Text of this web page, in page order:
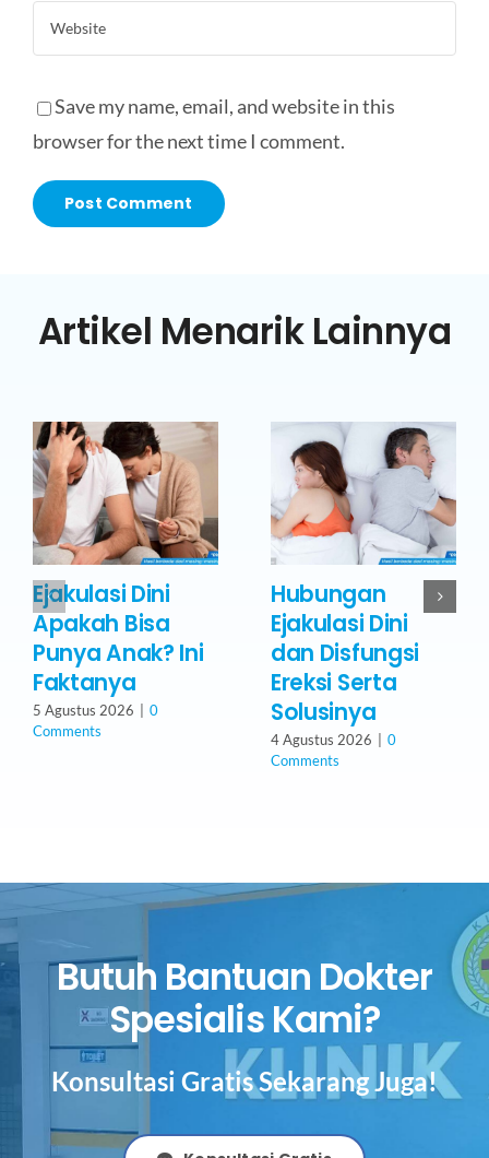
Save my name, email, and website in this
browser for the next time I comment.
Artikel Menarik Lainnya
Ejakulasi Dini
Apakah Bisa
Punya Anak? Ini
Faktanya
5 Agustus 2026
0
Comments
Hubungan
Ejakulasi Dini
dan Disfungsi
Ereksi Serta
Solusinya
4 Agustus 2026
0
Comments
Butuh Bantuan Dokter
Spesialis Kami?
Konsultasi Gratis Sekarang Juga!